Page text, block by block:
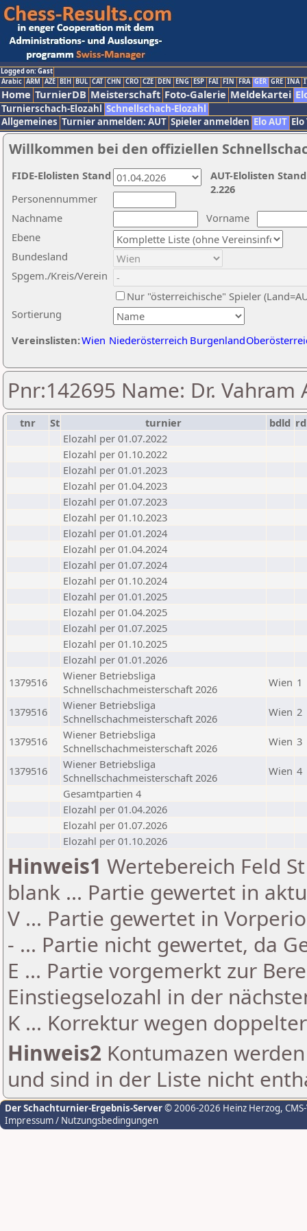
Logged on: Gast
Arabic ARM AZE BIH BUL CAT CHN CRO CZE DEN ENG ESP FAI FIN FRA GER GRE INA
Home TurnierDB Meisterschaft Foto-Galerie Meldekartei
Turnierschach-Elozahl Schnellschach-Elozahl
Allgemeines Turnier anmelden: AUT Spieler anmelden Elo AUT
Willkommen bei den offiziellen
Nachname
Vorname
Ebene
Sortierung
Personennummer
Bundesland
Spgem./Kreis/Verein
Nur "österreichische" Spieler
Vereinslisten:Wien Niederösterreich Burgenland
AUT-Elolisten
2.226
FIDE-Elolisten Stand
Pnr:142695 Name: Dr. Vahram
tnr St turnier bdld rd
Elozahl per 01.07.2022
Elozahl per 01.10.2022
Elozahl per 01.01.2023
Elozahl per 01.04.2023
Elozahl per 01.07.2023
Elozahl per 01.10.2023
Elozahl per 01.01.2024
Elozahl per 01.04.2024
Elozahl per 01.07.2024
Elozahl per 01.10.2024
Elozahl per 01.01.2025
Elozahl per 01.04.2025
Elozahl per 01.07.2025
Elozahl per 01.10.2025
Elozahl per 01.01.2026
1379516
Wiener Betriebsliga
Schnellschachmeisterschaft 2026
Wien 1
1379516
Wiener Betriebsliga
Schnellschachmeisterschaft 2026
Wien 2
1379516
Wiener Betriebsliga
Schnellschachmeisterschaft 2026
Wien 3
1379516
Wiener Betriebsliga
Schnellschachmeisterschaft 2026
Wien 4
Gesamtpartien 4
Elozahl per 01.04.2026
Elozahl per 01.07.2026
Elozahl per 01.10.2026
Hinweis1 Wertebereich Feld
blank ... Partie gewertet in
V ... Partie gewertet in
- ... Partie nicht gewertet, da
E ... Partie vorgemerkt zur
Einstiegselozahl in der
K ... Korrektur wegen
Hinweis2 Kontumazen
und sind in der Liste nicht
Der Schachturnier-Ergebnis-Server© 2006-2026 Heinz Herzog,
Impressum / Nutzungsbedingungen